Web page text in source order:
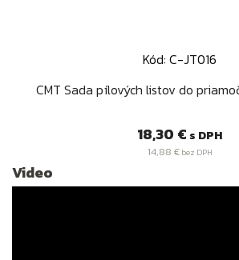
Kód: C-JT016
CMT Sada pílových listov do
Cena
18,30 € s DPH
14,88 €bez DPH
Video